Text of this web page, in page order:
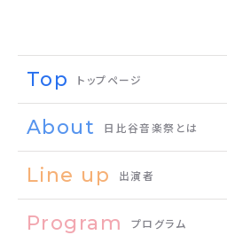
Top トップページ
About 日比谷音楽祭とは
Line up 出演者
Program プログラム